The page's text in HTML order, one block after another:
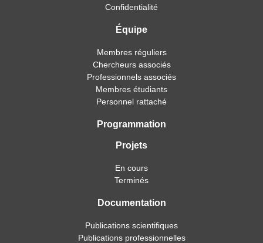
Confidentialité
Équipe
Membres réguliers
Chercheurs associés
Professionnels associés
Membres étudiants
Personnel rattaché
Programmation
Projets
En cours
Terminés
Documentation
Publications scientifiques
Publications professionnelles